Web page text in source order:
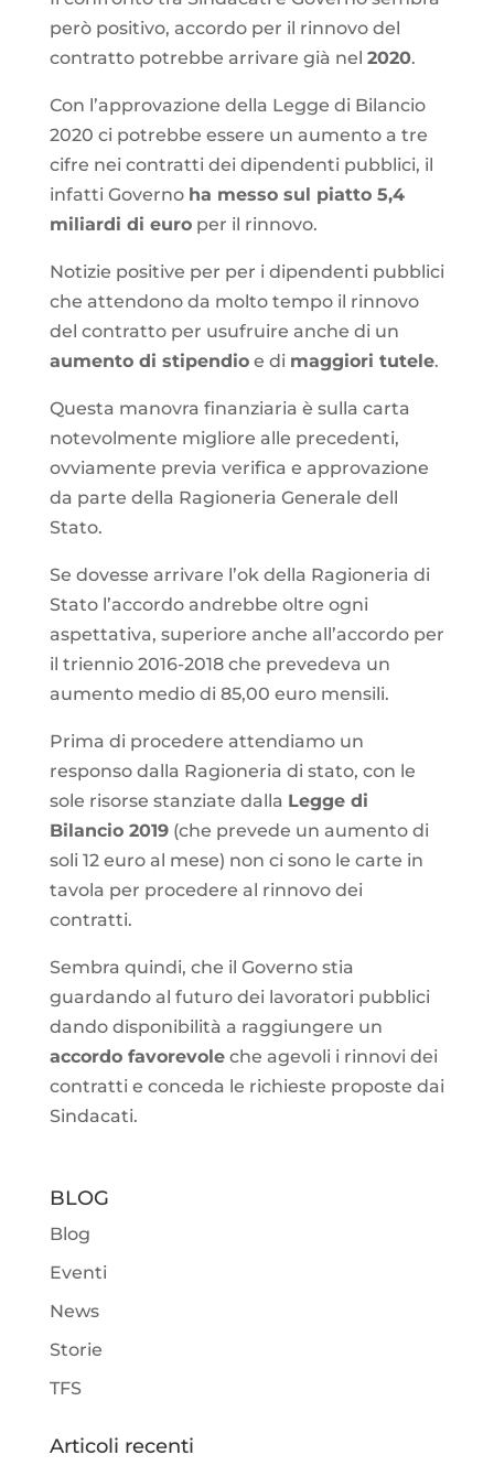
però positivo, accordo per il rinnovo del
contratto potrebbe arrivare già nel 2020.
Con l’approvazione della Legge di Bilancio
2020 ci potrebbe essere un aumento a tre
cifre nei contratti dei dipendenti pubblici, il
infatti Governo ha messo sul piatto 5,4
miliardi di europer il rinnovo.
Notizie positive per per i dipendenti pubblici
che attendono da molto tempo il rinnovo
del contratto per usufruire anche di un
aumento di stipendioe di maggiori tutele.
Questa manovra finanziaria è sulla carta
notevolmente migliore alle precedenti,
ovviamente previa verifica e approvazione
da parte della Ragioneria Generale dell
Stato.
Se dovesse arrivare l’ok della Ragioneria di
Stato l’accordo andrebbe oltre ogni
aspettativa, superiore anche all’accordo per
il triennio 2016-2018 che prevedeva un
aumento medio di 85,00 euro mensili.
Prima di procedere attendiamo un
responso dalla Ragioneria di stato, con le
sole risorse stanziate dalla Legge di
Bilancio 2019(che prevede un aumento di
soli 12 euro al mese) non ci sono le carte in
tavola per procedere al rinnovo dei
contratti.
Sembra quindi, che il Governo stia
guardando al futuro dei lavoratori pubblici
dando disponibilità a raggiungere un
accordo favorevoleche agevoli i rinnovi dei
contratti e conceda le richieste proposte dai
Sindacati.
BLOG
Blog
Eventi
News
Storie
TFS
Articoli recenti